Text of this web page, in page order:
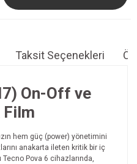
Taksit Seçenekleri
On-Off ve
Film
hem güç (power) yönetimini
anakarta ileten kritik bir iç
Pova 6 cihazlarında,